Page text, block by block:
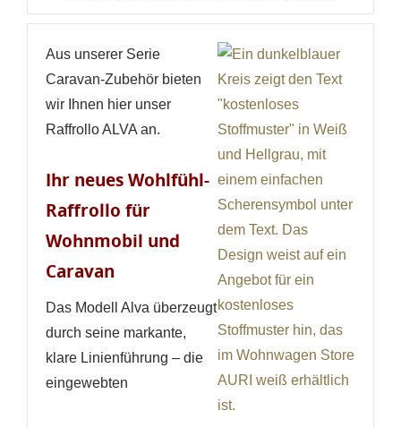
Aus unserer Serie
Caravan-Zubehör bieten
wir Ihnen hier unser
Raffrollo ALVA an.
Ihr neues Wohlfühl-
Raffrollo für
Wohnmobil und
Caravan
Das Modell Alva überzeugt
durch seine markante,
klare Linienführung – die
eingewebten